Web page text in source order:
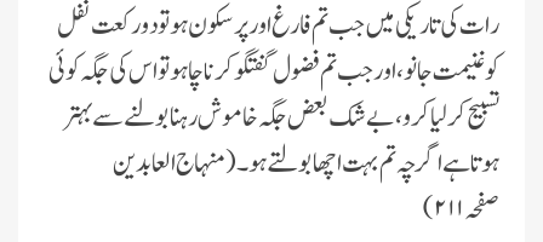
رات کى تارىکى مىں جب تم فارغ اور پرسکون ہو تو دو رکعت نفل
کو غنىمت جانو، اور جب تم فضول گفتگو کرنا چاہو تو اس کى جگہ کوئى
تسبىح کرلىا کرو، بے شک بعض جگہ خاموش رہنا بولنے سے بہتر
ہوتا ہے اگرچہ تم بہت اچھا بولتے ہو۔(منہاج العابدىن
صفحہ ۲۱۱)